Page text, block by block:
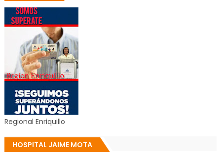
Regional Enriquillo
HOSPITAL JAIME MOTA